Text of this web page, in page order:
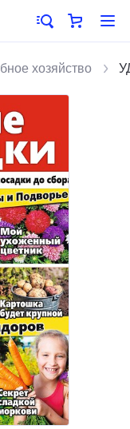
хозяйство